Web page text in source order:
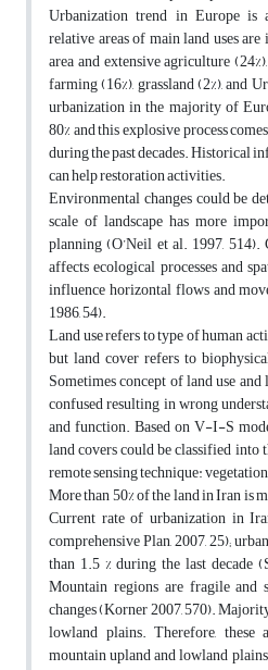
Urbanization trend in Europe is
relative areas of main land uses
area and extensive agriculture
farming (16%), grassland (2%), and
urbanization in the majority of
80% and this explosive process
during the past decades. Historical
can help restoration activities.
Environmental changes could be
scale of landscape has more
planning (O’Neil et al. 1997,
affects ecological processes and
influence horizontal flows and
1986, 54).
Land use refers to type of human
but land cover refers to
Sometimes concept of land use
confused resulting in wrong
and function. Based on V-I-S
land covers could be classified into
remote sensing technique:
More than 50% of the land in Iran is
Current rate of urbanization in
comprehensive Plan, 2007, 25);
than 1.5 % during the last decade
Mountain regions are fragile and
changes (Korner 2007, 570).
lowland plains. Therefore,
mountain upland and lowland